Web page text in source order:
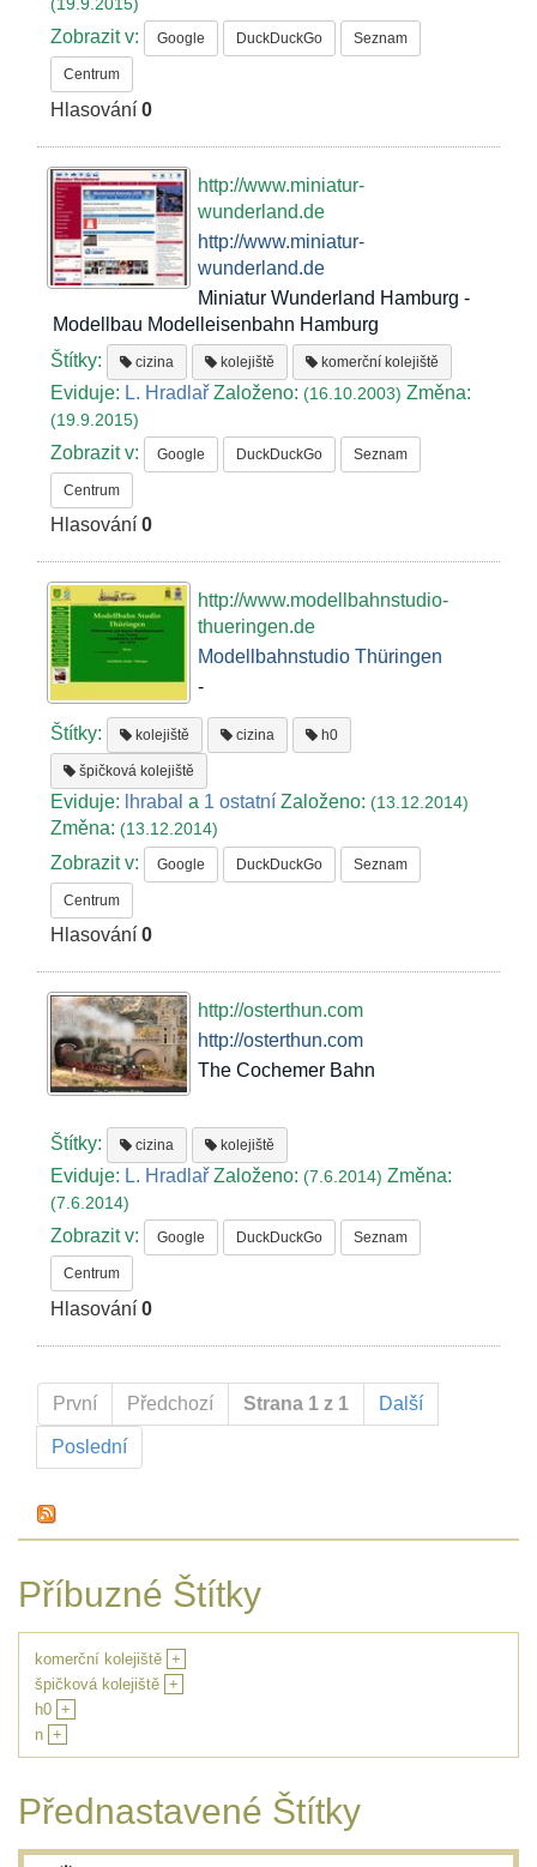
(19.9.2015)
Zobrazit v: Google DuckDuckGo Seznam
Centrum
Hlasování0
http://www.miniatur-
wunderland.de
http://www.miniatur-
wunderland.de
Miniatur Wunderland Hamburg -
Modellbau Modelleisenbahn Hamburg
Štítky:
cizina kolejiště komerční kolejiště
Eviduje: L. Hradlař Založeno:(16.10.2003)Změna:
(19.9.2015)
Zobrazit v: Google DuckDuckGo Seznam
Centrum
Hlasování0
http://www.modellbahnstudio-
thueringen.de
Modellbahnstudio Thüringen
-
Štítky: kolejiště cizina h0
špičková kolejiště
Eviduje: lhrabal a 1 ostatní Založeno:(13.12.2014)
Změna:(13.12.2014)
Zobrazit v: Google DuckDuckGo Seznam
Centrum
Hlasování0
http://osterthun.com
http://osterthun.com
The Cochemer Bahn
Štítky: cizina kolejiště
Eviduje: L. Hradlař Založeno:(7.6.2014)Změna:
(7.6.2014)
Zobrazit v: Google DuckDuckGo Seznam
Centrum
Hlasování0
První Předchozí Strana 1 z 1 Další
Poslední
Příbuzné Štítky
komerční kolejiště +
špičková kolejiště +
h0 +
n +
Přednastavené Štítky